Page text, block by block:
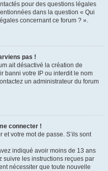
pour des questions légales
dans la question « Qui
concernant ce forum ? ».
pas !
ait désactivé la création de
banni votre IP ou interdit le nom
un administrateur du forum
connecter !
et votre mot de passe. S’ils sont
indiqué avoir moins de 13 ans
suivre les instructions reçues par
nécessiter que toute nouvelle